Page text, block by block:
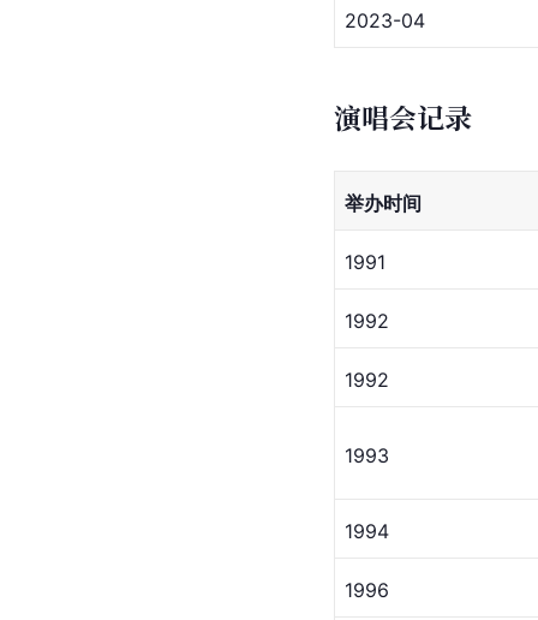
2023-04
演唱会记录
举办时间
1991
1992
1992
1993
1994
1996